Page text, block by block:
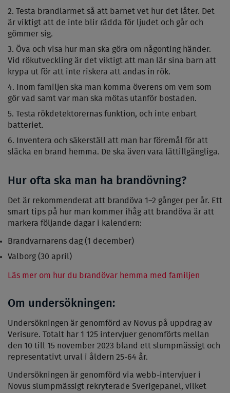
Testa brandlarmet så att barnet vet hur det låter. Det
är viktigt att de inte blir rädda för ljudet och går och
gömmer sig.
Öva och visa hur man ska göra om någonting händer.
Vid rökutveckling är det viktigt att man lär sina barn att
krypa ut för att inte riskera att andas in rök.
Inom familjen ska man komma överens om vem som
gör vad samt var man ska mötas utanför bostaden.
Testa rökdetektorernas funktion, och inte enbart
batteriet.
Inventera och säkerställ att man har föremål för att
släcka en brand hemma. De ska även vara lättillgängliga.
Hur ofta ska man ha brandövning?
Det är rekommenderat att brandöva 1–2 gånger per år. Ett
smart tips på hur man kommer ihåg att brandöva är att
markera följande dagar i kalendern:
Brandvarnarens dag (1 december)
Valborg (30 april)
Läs mer om hur du brandövar hemma med familjen
Om undersökningen:
Undersökningen är genomförd av Novus på uppdrag av
Verisure. Totalt har 1 125 intervjuer genomförts mellan
den 10 till 15 november 2023 bland ett slumpmässigt och
representativt urval i åldern 25-64 år.
Undersökningen är genomförd via webb-intervjuer i
Novus slumpmässigt rekryterade Sverigepanel, vilket